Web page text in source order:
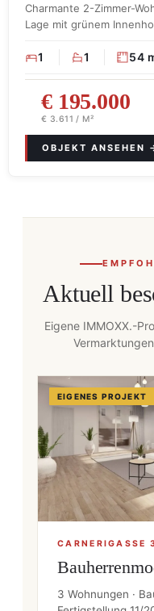
Charmante 2-Zimmer-
Lage mit grünem
1 1 54
€ 195.000
€ 3.611 / M²
Aktuell
Eigene IMMOXX.-
EIGENES PROJEKT
CARNERIGASSE
3 Wohnungen ·